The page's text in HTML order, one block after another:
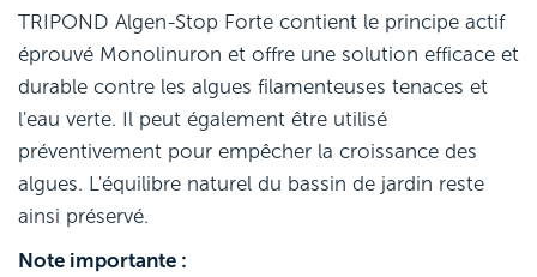
TRIPOND Algen-Stop Forte contient le principe actif
éprouvé Monolinuron et offre une solution efficace et
durable contre les algues filamenteuses tenaces et
l'eau verte. Il peut également être utilisé
préventivement pour empêcher la croissance des
algues. L'équilibre naturel du bassin de jardin reste
ainsi préservé.
Note importante :